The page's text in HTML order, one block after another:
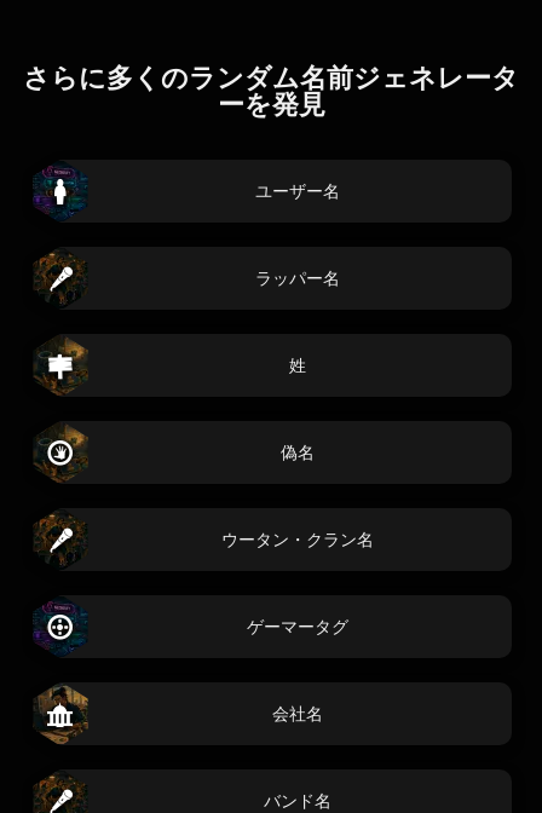
さらに多くのランダム名前ジェネレータ
ーを発見
ユーザー名
ラッパー名
姓
偽名
ウータン・クラン名
ゲーマータグ
会社名
バンド名